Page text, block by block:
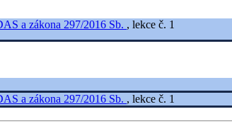
a zákona 297/2016 Sb. , lekce č. 1
a zákona 297/2016 Sb. , lekce č. 1